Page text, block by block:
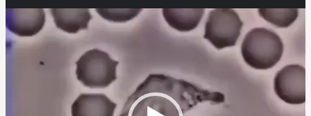
Player